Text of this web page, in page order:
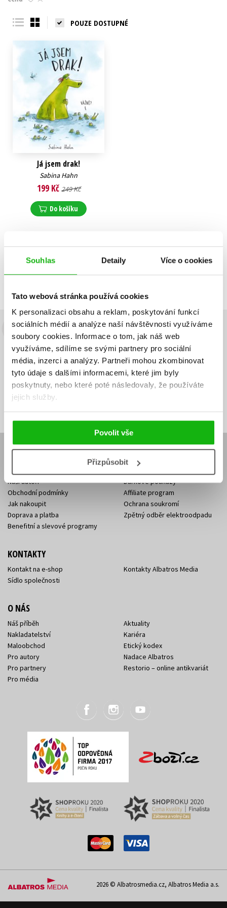
Souhlas Detaily Více o cookies
Tato webová stránka používá cookies
K personalizaci obsahu a reklam, poskytování funkcí
sociálních médií a analýze naší návštěvnosti využíváme
soubory cookies. Informace o tom, jak náš web
využíváme, sdílíme se svými partnery pro sociální
média, inzerci a analýzy. Partneři mohou zkombinovat
tyto údaje s dalšími informacemi, které jim byly
poskytnuty, nebo které poté následovaly, že používáte
jejich služby.
Povolit vše
Přizpůsobit
Young adult (SK)
POUZE DOSTUPNÉ
Já jsem drak!
Sabina Hahn
199 Kč 249 Kč
Do košíku
Zobraz záznamů
Zobrazuji 1 až 1 z celkem 1 záznamů
Budete to vědět jako první!
Zajímá Vás, jaký knižní hit právě vychází, na jaké zboží je výhodná
sleva, jaká běží soutěž o ceny? Přihlášením k odběru našich e-
mailových novineksouhlasíte se zpracováním osobních údajů
Vaše e-
mailová
Vaše e-
mailová
Vaše e-mailová adresa
E-SHOP
Naši autoři
Obchodní podmínky
Jak nakoupit
Doprava a platba
Benefitní a slevové programy
Dárkové poukazy
Affiliate program
Ochrana soukromí
Zpětný odběr elektroodpadu
KONTAKTY
Kontakt na e-shop
Sídlo společnosti
Kontakty Albatros Media
O NÁS
Náš příběh
Nakladatelství
Maloobchod
Pro autory
Pro partnery
Pro média
Aktuality
Kariéra
Etický kodex
Nadace Albatros
Restorio – online antikvariát
2026 © Albatrosmedia.cz, Albatros Media a.s.